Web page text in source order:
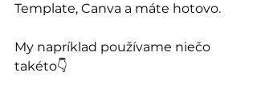
Template, Canva a máte hotovo.
My napríklad používame niečo
takéto👇